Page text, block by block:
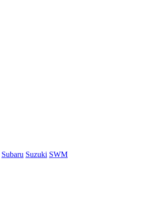
Subaru Suzuki SWM